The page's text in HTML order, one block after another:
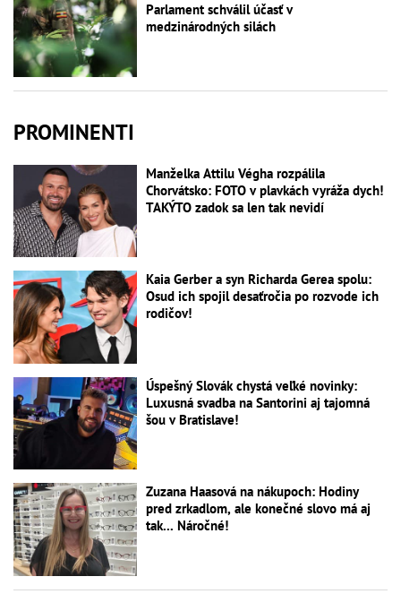
Parlament schválil účasť v
medzinárodných silách
PROMINENTI
Manželka Attilu Végha rozpálila
Chorvátsko: FOTO v plavkách vyráža dych!
TAKÝTO zadok sa len tak nevidí
Kaia Gerber a syn Richarda Gerea spolu:
Osud ich spojil desaťročia po rozvode ich
rodičov!
Úspešný Slovák chystá veľké novinky:
Luxusná svadba na Santorini aj tajomná
šou v Bratislave!
Zuzana Haasová na nákupoch: Hodiny
pred zrkadlom, ale konečné slovo má aj
tak... Náročné!